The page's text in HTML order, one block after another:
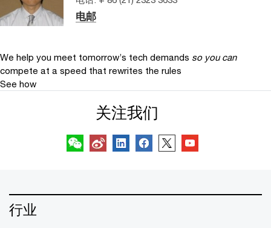
电邮
We help you meet tomorrow’s tech demands so you can
compete at a speed that rewrites the rules
See how
关注我们
行业